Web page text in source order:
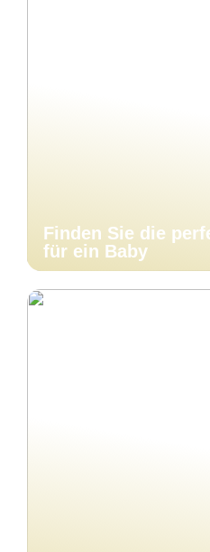
Finden Sie die
für ein Baby